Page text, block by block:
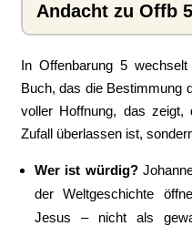
Andacht zu Offb
In Offenbarung 5
Buch, das die Bestimmung
voller Hoffnung, das
Zufall überlassen ist,
Wer ist würdig?
der Weltgeschichte
Jesus – nicht als